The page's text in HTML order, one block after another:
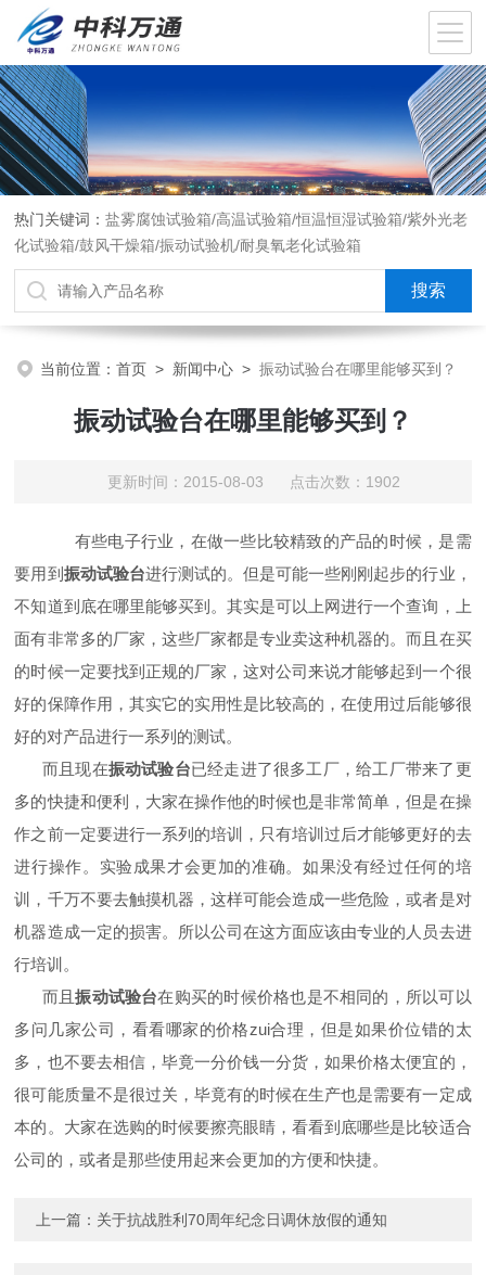
热门关键词：盐雾腐蚀试验箱/高温试验箱/恒温恒湿试验箱/紫外光老
化试验箱/鼓风干燥箱/振动试验机/耐臭氧老化试验箱
当前位置：首页 > 新闻中心 >振动试验台在哪里能够买到？
振动试验台在哪里能够买到？
更新时间：2015-08-03 点击次数：1902
有些电子行业，在做一些比较精致的产品的时候，是需
要用到 振动试验台进行测试的。但是可能一些刚刚起步的行业，
不知道到底在哪里能够买到。其实是可以上网进行一个查询，上
面有非常多的厂家，这些厂家都是专业卖这种机器的。而且在买
的时候一定要找到正规的厂家，这对公司来说才能够起到一个很
好的保障作用，其实它的实用性是比较高的，在使用过后能够很
好的对产品进行一系列的测试。
而且现在振动试验台已经走进了很多工厂，给工厂带来了更
多的快捷和便利，大家在操作他的时候也是非常简单，但是在操
作之前一定要进行一系列的培训，只有培训过后才能够更好的去
进行操作。实验成果才会更加的准确。如果没有经过任何的培
训，千万不要去触摸机器，这样可能会造成一些危险，或者是对
机器造成一定的损害。所以公司在这方面应该由专业的人员去进
行培训。
而且振动试验台在购买的时候价格也是不相同的，所以可以
多问几家公司，看看哪家的价格zui合理，但是如果价位错的太
多，也不要去相信，毕竟一分价钱一分货，如果价格太便宜的，
很可能质量不是很过关，毕竟有的时候在生产也是需要有一定成
本的。大家在选购的时候要擦亮眼睛，看看到底哪些是比较适合
公司的，或者是那些使用起来会更加的方便和快捷。
上一篇： 关于抗战胜利70周年纪念日调休放假的通知